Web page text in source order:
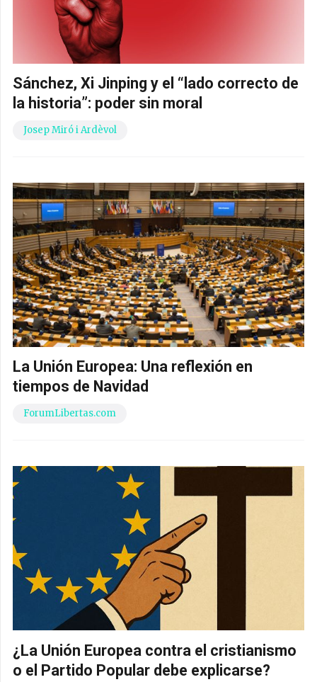
Sánchez, Xi Jinping y el “lado correcto de
la historia”: poder sin moral
Josep Miró i Ardèvol
La Unión Europea: Una reflexión en
tiempos de Navidad
ForumLibertas.com
¿La Unión Europea contra el cristianismo
o el Partido Popular debe explicarse?